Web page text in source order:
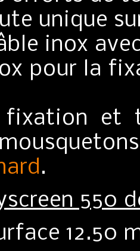
unique
inox
pour la
et
.
550
12.50